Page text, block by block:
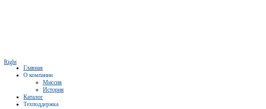
Right
Главная
О компании
Миссия
История
Каталог
Техподдержка